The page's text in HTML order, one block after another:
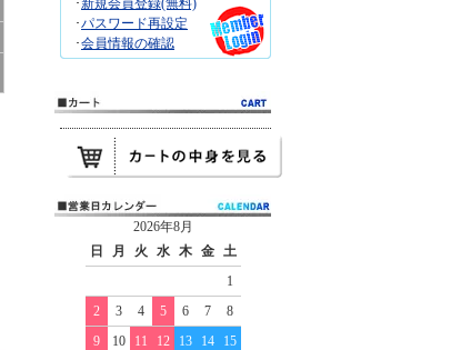
･新規会員登録(無料)
･パスワード再設定
･会員情報の確認
2026年8月
日
月 火 水 木 金
土
1
2
3 4 5 6 7
8
9
10 11 12 13 14
15